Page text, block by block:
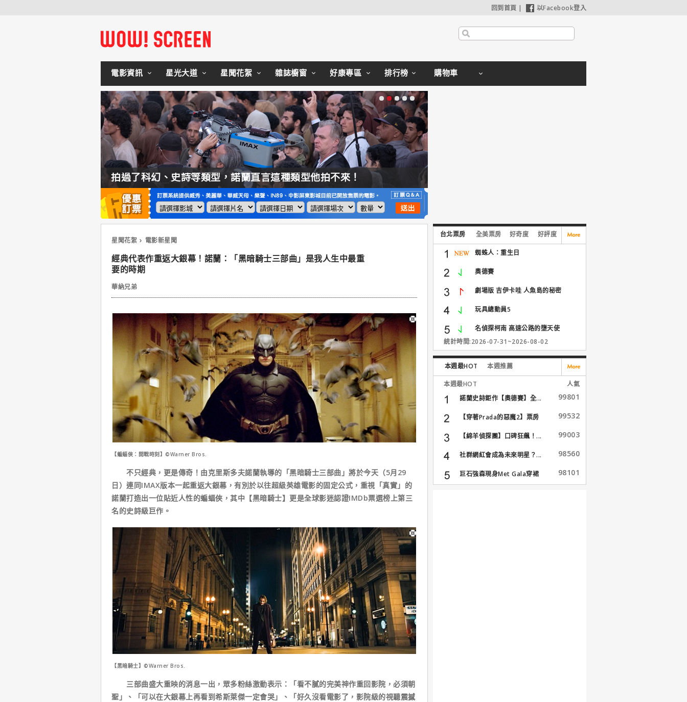
回到首頁 | 以Facebook登入
電影資訊 星光大道 星聞花絮 雜誌櫥窗 好康專區 排行榜 購物車
拍過了科幻、史詩等類型，諾蘭直言這種類型他拍不來！
星聞花絮 電影新星聞
經典代表作重返大銀幕！諾蘭：「黑暗騎士三部曲」是我人生中最重
要的時期
華納兄弟
【蝙蝠俠：開戰時刻】©Warner Bros.
不只經典，更是傳奇！由克里斯多夫諾蘭執導的「黑暗騎士三部曲」將於今天（5月29
日）連同IMAX版本一起重返大銀幕，有別於以往超級英雄電影的固定公式，重視「真實」的
諾蘭打造出一位貼近人性的蝙蝠俠，其中【黑暗騎士】更是全球影迷認證IMDb票選榜上第三
名的史詩級巨作。
【黑暗騎士】©Warner Bros.
三部曲盛大重映的消息一出，眾多粉絲激動表示：「看不膩的完美神作重回影院，必須朝
聖」、「可以在大銀幕上再看到希斯萊傑一定會哭」、「好久沒看電影了，影院級的視聽震撼
台北票房 全美票房 好奇度 好評度
蜘蛛人：重生日
奧德賽
劇場版 吉伊卡哇 人魚島的秘密
玩具總動員5
名偵探柯南 高速公路的墮天使
統計時間:2026-07-31~2026-08-02
本週最HOT 本週推薦
本週最HOT
人氣
諾蘭史詩鉅作【奧德賽】全...
99801
【穿著Prada的惡魔2】票房
99532
【綿羊偵探團】口碑狂飆！... 99003
社群網紅會成為未來明星？... 98560
巨石強森現身Met Gala穿裙
子...
98101